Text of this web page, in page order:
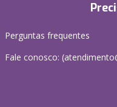
Perguntas frequentes
Fale conosco: